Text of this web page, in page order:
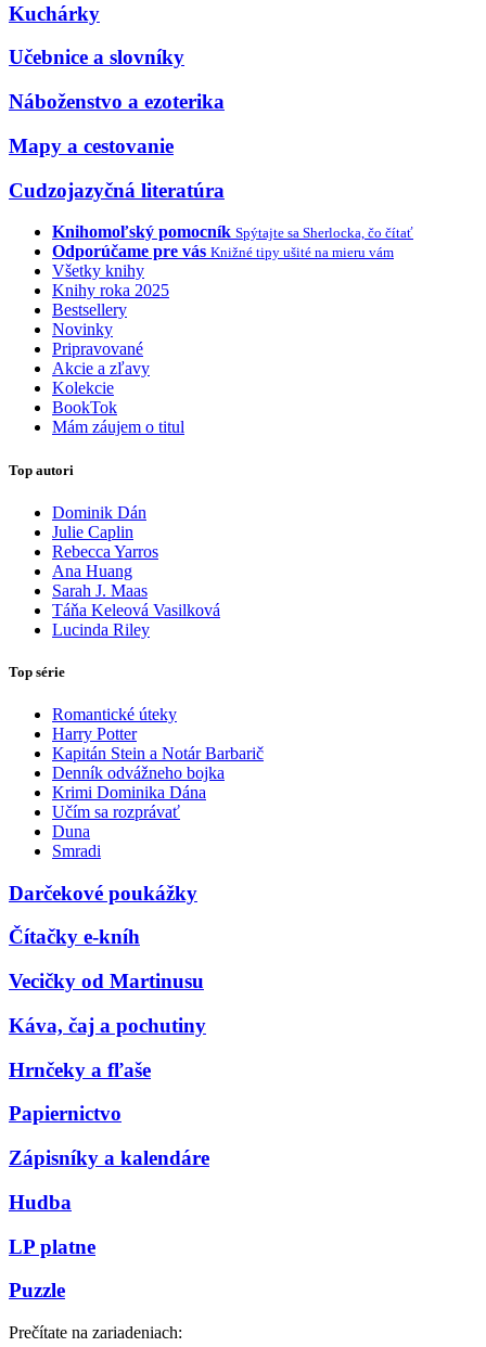
Kuchárky
Učebnice a slovníky
Náboženstvo a ezoterika
Mapy a cestovanie
Cudzojazyčná literatúra
Knihomoľský pomocník Spýtajte sa Sherlocka, čo čítať
Odporúčame pre vás Knižné tipy ušité na mieru vám
Všetky knihy
Knihy roka 2025
Bestsellery
Novinky
Pripravované
Akcie a zľavy
Kolekcie
BookTok
Mám záujem o titul
Top autori
Dominik Dán
Julie Caplin
Rebecca Yarros
Ana Huang
Sarah J. Maas
Táňa Keleová Vasilková
Lucinda Riley
Top série
Romantické úteky
Harry Potter
Kapitán Stein a Notár Barbarič
Denník odvážneho bojka
Krimi Dominika Dána
Učím sa rozprávať
Duna
Smradi
Darčekové poukážky
Čítačky e-kníh
Vecičky od Martinusu
Káva, čaj a pochutiny
Hrnčeky a fľaše
Papiernictvo
Zápisníky a kalendáre
Hudba
LP platne
Puzzle
Prečítate na zariadeniach: